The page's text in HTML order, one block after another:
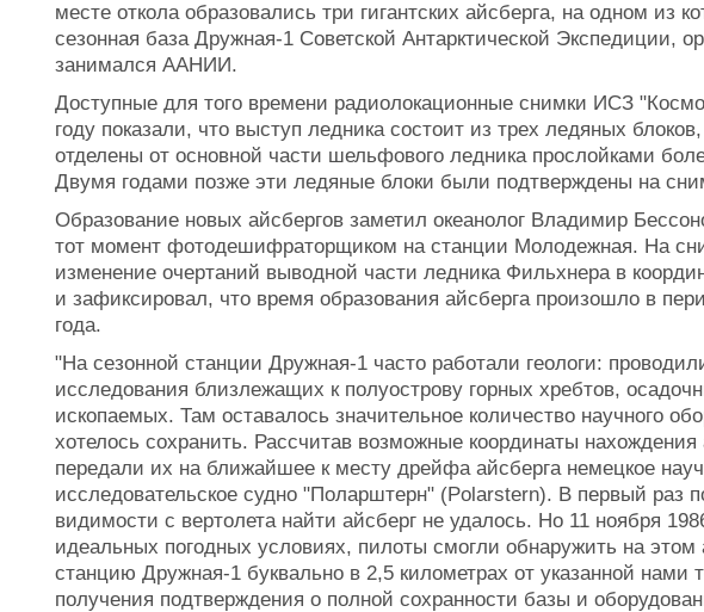
месте откола образовались три гигантских айсберга, на одном из
сезонная база Дружная-1 Советской Антарктической Экспедиции,
занимался ААНИИ.
Доступные для того времени радиолокационные снимки ИСЗ
году показали, что выступ ледника состоит из трех ледяных
отделены от основной части шельфового ледника прослойками
Двумя годами позже эти ледяные блоки были подтверждены на
Образование новых айсбергов заметил океанолог Владимир
тот момент фотодешифраторщиком на станции Молодежная. На
изменение очертаний выводной части ледника Фильхнера в
и зафиксировал, что время образования айсберга произошло в
года.
"На сезонной станции Дружная-1 часто работали геологи:
исследования близлежащих к полуострову горных хребтов,
ископаемых. Там оставалось значительное количество научного
хотелось сохранить. Рассчитав возможные координаты
передали их на ближайшее к месту дрейфа айсберга немецкое
исследовательское судно "Поларштерн" (Polarstern). В первый раз
видимости с вертолета найти айсберг не удалось. Но 11 ноября
идеальных погодных условиях, пилоты смогли обнаружить на этом
станцию Дружная-1 буквально в 2,5 километрах от указанной нами
получения подтверждения о полной сохранности базы и